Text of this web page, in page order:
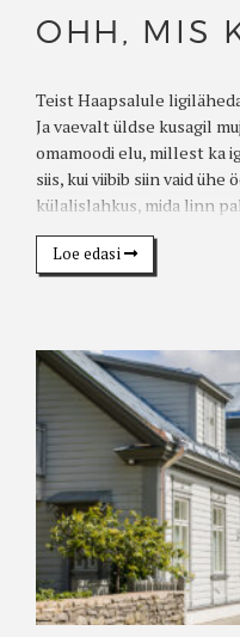
OHH, MIS
Teist Haapsalule
Ja vaevalt üldse kusagil
omamoodi elu, millest ka
siis, kui viibib siin vaid ühe
külalislahkus, mida linn
Loe edasi